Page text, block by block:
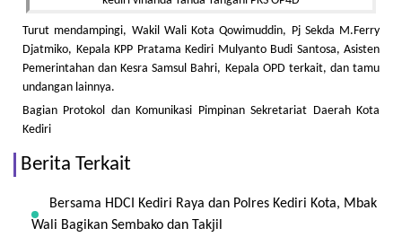
Turut mendampingi, Wakil Wali Kota Qowimuddin, Pj Sekda M.Ferry
Djatmiko, Kepala KPP Pratama Kediri Mulyanto Budi Santosa, Asisten
Pemerintahan dan Kesra Samsul Bahri, Kepala OPD terkait, dan tamu
undangan lainnya.
Bagian Protokol dan Komunikasi Pimpinan Sekretariat Daerah Kota
Kediri
Berita Terkait
Bersama HDCI Kediri Raya dan Polres Kediri Kota, Mbak
Wali Bagikan Sembako dan Takjil